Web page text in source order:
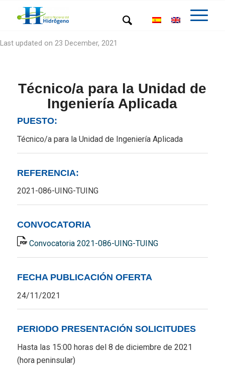
Last updated on 23 December, 2021
Técnico/a para la Unidad de
Ingeniería Aplicada
PUESTO:
Técnico/a para la Unidad de Ingeniería Aplicada
REFERENCIA:
2021-086-UING-TUING
CONVOCATORIA
Convocatoria 2021-086-UING-TUING
FECHA PUBLICACIÓN OFERTA
24/11/2021
PERIODO PRESENTACIÓN SOLICITUDES
Hasta las 15:00 horas del 8 de diciembre de 2021
(hora peninsular)